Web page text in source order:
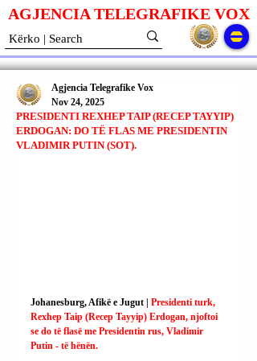
AGJENCIA TELEGRAFIKE VOX
PRESIDENTI REXHEP TAIP (RECEP TAYYIP)
ERDOGAN: DO TË FLAS ME PRESIDENTIN
VLADIMIR PUTIN (SOT).
Agjencia Telegrafike Vox
Nov 24, 2025
Johanesburg, Afikë e Jugut | Presidenti turk,
Rexhep Taip (Recep Tayyip) Erdogan, njoftoi
se do të flasë me Presidentin rus, Vladimir
Putin - të hënën.